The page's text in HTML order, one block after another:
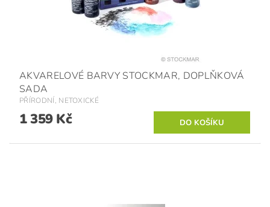
AKVARELOVÉ BARVY STOCKMAR, DOPLŇKOVÁ
SADA
PŘÍRODNÍ, NETOXICKÉ
1 359 Kč